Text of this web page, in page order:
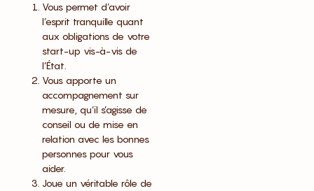
Vous permet d’avoir
l’esprit tranquille quant
aux obligations de votre
start-up vis-à-vis de
l’État.
Vous apporte un
accompagnement sur
mesure, qu’il s’agisse de
conseil ou de mise en
relation avec les bonnes
personnes pour vous
aider.
Joue un véritable rôle de